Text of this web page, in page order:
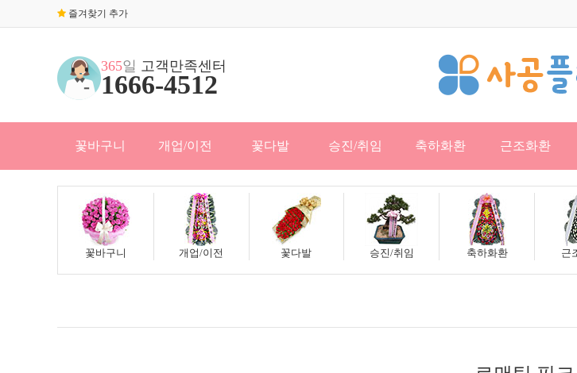
즐겨찾기 추가
365일 고객만족센터
1666-4512
꽃바구니 개업/이전 꽃다발 승진/취임 축하화환 근조화환
꽃바구니 개업/이전 꽃다발 승진/취임 축하화환 근